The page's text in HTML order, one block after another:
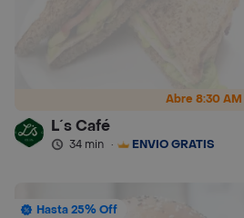
Abre 8:30 AM
L´s Café
34 min · ENVÍO GRATIS
Hasta 25% Off